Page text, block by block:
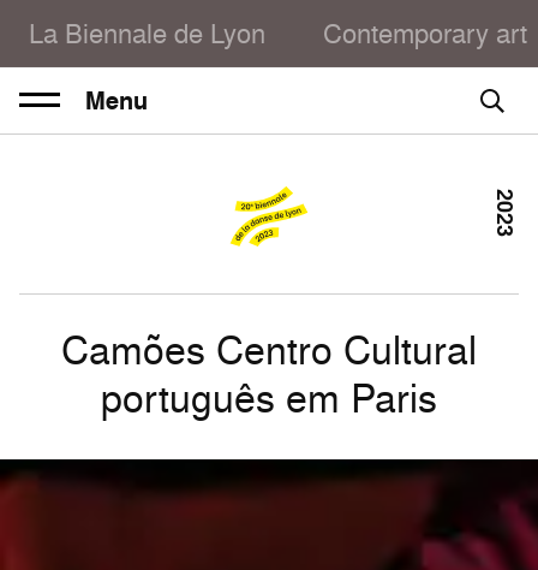
La Biennale de Lyon Contemporary art
Menu
Camões Centro Cultural
português em Paris
2023